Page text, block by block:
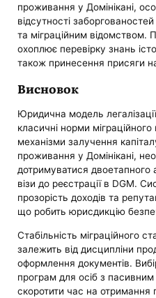
проживання у Домінікані,
відсутності
та міграційним відомством.
охоплює перевірку знань
також принесення присяги на
Висновок
Юридична модель
класичні норми
механізми залучення
проживання у Домінікані,
дотримуватися двоетапного
візи до реєстрації в DGM.
прозорість доходів та
що робить юрисдикцію
Стабільність міграційного
залежить від дисципліни
оформлення документів.
програм для осіб з
скоротити час на отримання